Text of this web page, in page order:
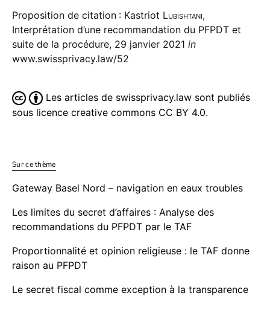
Proposition de citation : Kastriot Lubishtani,
Interprétation d’une recommandation du PFPDT et
suite de la procédure, 29 janvier 2021 in
www.swissprivacy.law/52
Les articles de swissprivacy.law sont publiés
sous licence creative commons CC BY 4.0.
Sur ce thème
Gateway Basel Nord – navigation en eaux troubles
Les limites du secret d’affaires : Analyse des
recommandations du PFPDT par le TAF
Proportionnalité et opinion religieuse : le TAF donne
raison au PFPDT
Le secret fiscal comme exception à la transparence